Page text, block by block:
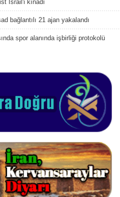
İsrail'i kınadı
bağlantılı 21 ajan yakalandı
spor alanında işbirliği protokolü